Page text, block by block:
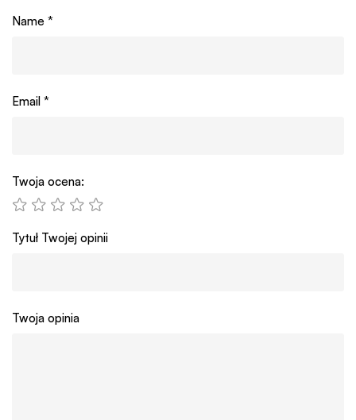
Name *
Email *
Twoja ocena:
Tytuł Twojej opinii
Twoja opinia